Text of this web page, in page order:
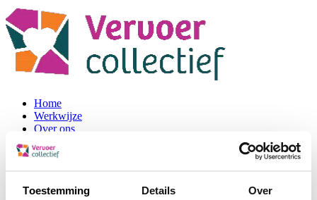
Toestemming Details Over
Home
Werkwijze
Over ons
Home